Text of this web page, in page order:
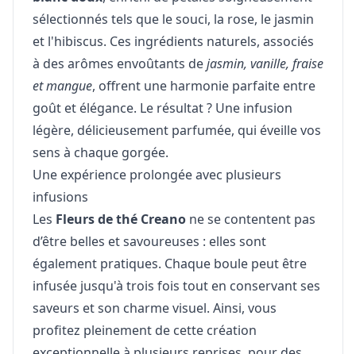
sélectionnés tels que le souci, la rose, le jasmin
et l'hibiscus. Ces ingrédients naturels, associés
à des arômes envoûtants dejasmin, vanille, fraise
et mangue, offrent une harmonie parfaite entre
goût et élégance. Le résultat ? Une infusion
légère, délicieusement parfumée, qui éveille vos
sens à chaque gorgée.
Une expérience prolongée avec plusieurs
infusions
Les Fleurs de thé Creano ne se contentent pas
d’être belles et savoureuses : elles sont
également pratiques. Chaque boule peut être
infusée jusqu'à trois fois tout en conservant ses
saveurs et son charme visuel. Ainsi, vous
profitez pleinement de cette création